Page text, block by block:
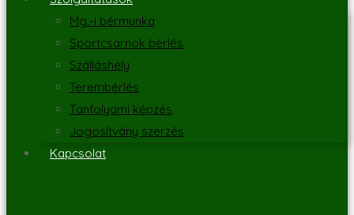
Mg.-i bérmunka
Sportcsarnok bérlés
Szálláshely
Terembérlés
Tanfolyami képzés
Jogosítvány szerzés
Kapcsolat